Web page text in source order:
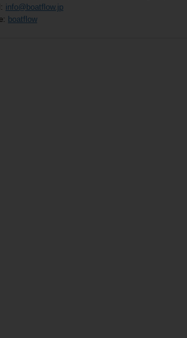
info@boatflow.jp
boatflow